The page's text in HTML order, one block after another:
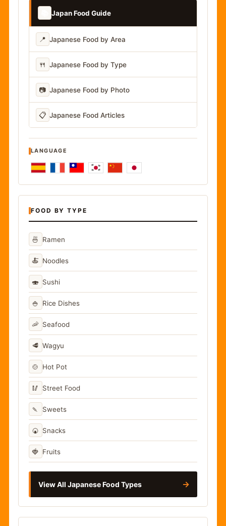
Japan Food Guide
📍 Japanese Food by Area
🍴 Japanese Food by Type
📷 Japanese Food by Photo
📋 Japanese Food Articles
LANGUAGE
FOOD BY TYPE
🍜 Ramen
🍝 Noodles
🍣 Sushi
🍚 Rice Dishes
🦐 Seafood
🥩 Wagyu
🍲 Hot Pot
🥢 Street Food
🍡 Sweets
🍘 Snacks
🍓 Fruits
View All Japanese Food Types →